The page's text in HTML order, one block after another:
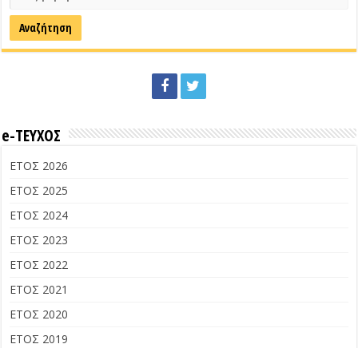
e-ΤΕΥΧΟΣ
ΕΤΟΣ 2026
ΕΤΟΣ 2025
ΕΤΟΣ 2024
ΕΤΟΣ 2023
ΕΤΟΣ 2022
ΕΤΟΣ 2021
ΕΤΟΣ 2020
ΕΤΟΣ 2019